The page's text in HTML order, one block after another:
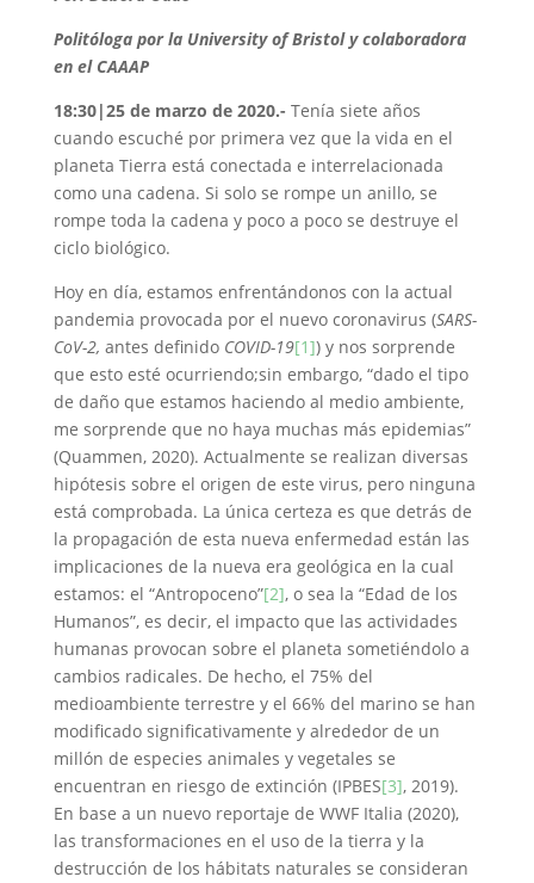
Politóloga por la University of Bristol y colaboradora
en el CAAAP
18:30|25 de marzo de 2020.- Tenía siete años
cuando escuché por primera vez que la vida en el
planeta Tierra está conectada e interrelacionada
como una cadena. Si solo se rompe un anillo, se
rompe toda la cadena y poco a poco se destruye el
ciclo biológico.
Hoy en día, estamos enfrentándonos con la actual
pandemia provocada por el nuevo coronavirus (SARS-
CoV-2, antes definido COVID-19[1]) y nos sorprende
que esto esté ocurriendo;sin embargo, “dado el tipo
de daño que estamos haciendo al medio ambiente,
me sorprende que no haya muchas más epidemias”
(Quammen, 2020). Actualmente se realizan diversas
hipótesis sobre el origen de este virus, pero ninguna
está comprobada. La única certeza es que detrás de
la propagación de esta nueva enfermedad están las
implicaciones de la nueva era geológica en la cual
estamos: el “Antropoceno”[2], o sea la “Edad de los
Humanos”, es decir, el impacto que las actividades
humanas provocan sobre el planeta sometiéndolo a
cambios radicales. De hecho, el 75% del
medioambiente terrestre y el 66% del marino se han
modificado significativamente y alrededor de un
millón de especies animales y vegetales se
encuentran en riesgo de extinción (IPBES[3], 2019).
En base a un nuevo reportaje de WWF Italia (2020),
las transformaciones en el uso de la tierra y la
destrucción de los hábitats naturales se consideran